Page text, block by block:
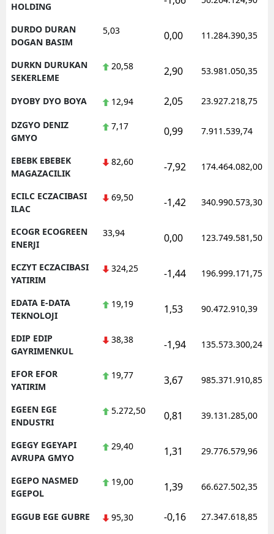
HOLDING
DURDO DURAN
DOGAN BASIM
5,03 0,00 11.284.390,35
DURKN DURUKAN
SEKERLEME
20,58 2,90 53.981.050,35
DYOBY DYO BOYA 12,94 2,05 23.927.218,75
DZGYO DENIZ
GMYO
7,17 0,99 7.911.539,74
EBEBK EBEBEK
MAGAZACILIK
82,60 -7,92 174.464.082,00
ECILC ECZACIBASI
ILAC
69,50 -1,42 340.990.573,30
ECOGR ECOGREEN
ENERJI
33,94 0,00 123.749.581,50
ECZYT ECZACIBASI
YATIRIM
324,25 -1,44 196.999.171,75
EDATA E-DATA
TEKNOLOJI
19,19 1,53 90.472.910,39
EDIP EDIP
GAYRIMENKUL
38,38 -1,94 135.573.300,24
EFOR EFOR
YATIRIM
19,77 3,67 985.371.910,85
EGEEN EGE
ENDUSTRI
5.272,50 0,81 39.131.285,00
EGEGY EGEYAPI
AVRUPA GMYO
29,40 1,31 29.776.579,96
EGEPO NASMED
EGEPOL
19,00 1,39 66.627.502,35
EGGUB EGE GUBRE 95,30 -0,16 27.347.618,85